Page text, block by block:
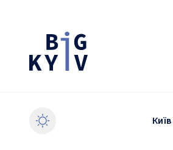
Київ